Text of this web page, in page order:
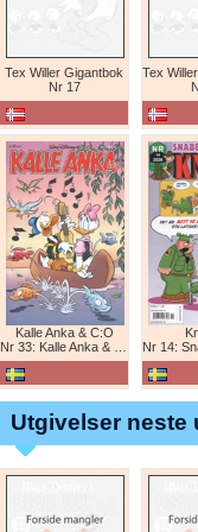
Tex Willer Gigantbok
Nr 17
Kalle Anka & C:O
Nr 33: Kalle Anka & C:O
Nr 14:
Utgivelser neste